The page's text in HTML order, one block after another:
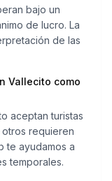
bajo un
de lucro. La
de las
Vallecito como
aceptan turistas
requieren
te ayudamos a
temporales.